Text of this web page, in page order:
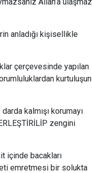
anladığı kişisellikle
çerçevesinde yapılan
kurtuluşun
kalmışı korumayı
zengini
bacakları
emretmesi bir solukta